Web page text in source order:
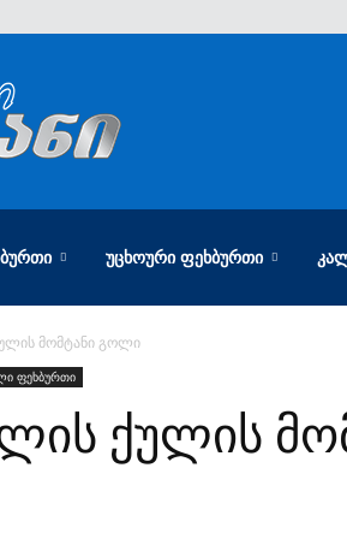
ᲣᲪᲮᲝᲣᲠᲘ ᲤᲔᲮᲑᲣᲠᲗᲘ
მომტანი გოლი
ფეხბურთი
ქულის